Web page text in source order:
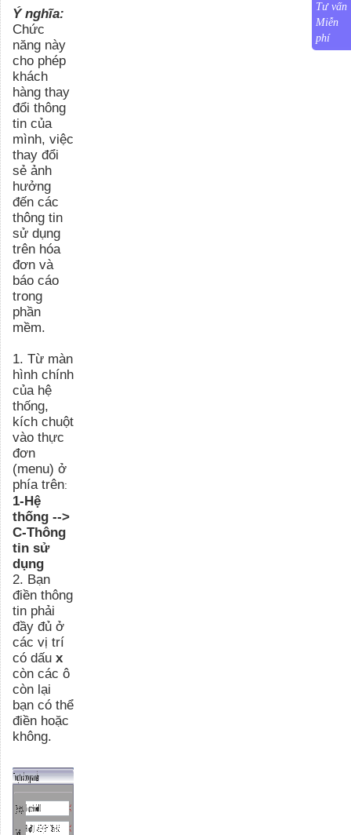
Ý nghĩa:
Chức
năng này
cho phép
khách
hàng thay
đổi thông
tin của
mình, việc
thay đổi
sẻ ảnh
hưởng
đến các
thông tin
sử dụng
trên hóa
đơn và
báo cáo
trong
phần
mềm.
1. Từ màn
hình chính
của hệ
thống,
kích chuột
vào thực
đơn
(menu) ở
phía trên:
1-Hệ
thống -->
C-Thông
tin sử
dụng
2. Bạn
điền thông
tin phải
đầy đủ ở
các vị trí
có dấu x
còn các ô
còn lại
bạn có thể
điền hoặc
không.
Tư vấn
Miễn
phí